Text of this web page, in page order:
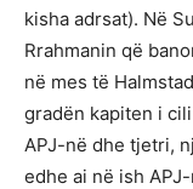
kisha adrsat). Në
Rrahmanin që
në mes të
gradën kapiten i
APJ-në dhe tjetri,
edhe ai në ish